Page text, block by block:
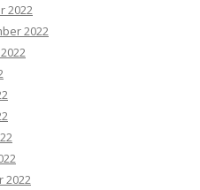
2022
2022
2022